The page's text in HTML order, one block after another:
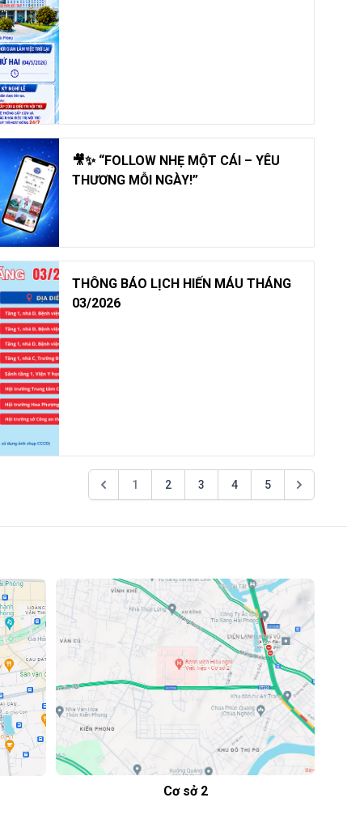
🎥✨ “FOLLOW NHẸ MỘT CÁI – YÊU
THƯƠNG MỖI NGÀY!”
THÔNG BÁO LỊCH HIẾN MÁU THÁNG
03/2026
1 2 3 4 5
Cơ sở 2